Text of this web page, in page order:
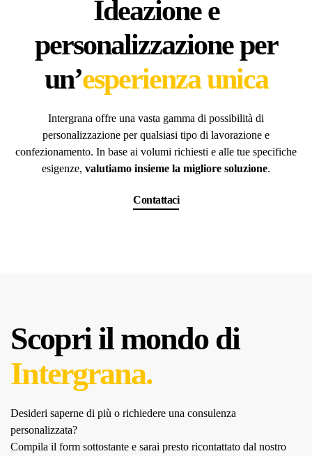
Ideazione e
personalizzazione per
un’esperienza unica
Intergrana offre una vasta gamma di possibilità di
personalizzazione per qualsiasi tipo di lavorazione e
confezionamento. In base ai volumi richiesti e alle tue specifiche
esigenze, valutiamo insieme la migliore soluzione.
Contattaci
Scopri il mondo di
Intergrana.
Desideri saperne di più o richiedere una consulenza
personalizzata?
Compila il form sottostante e sarai presto ricontattato dal nostro